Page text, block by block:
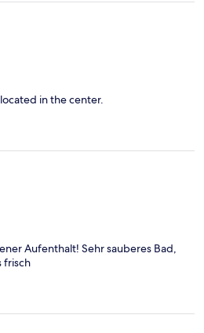
in the center.
Aufenthalt! Sehr sauberes Bad,
frisch